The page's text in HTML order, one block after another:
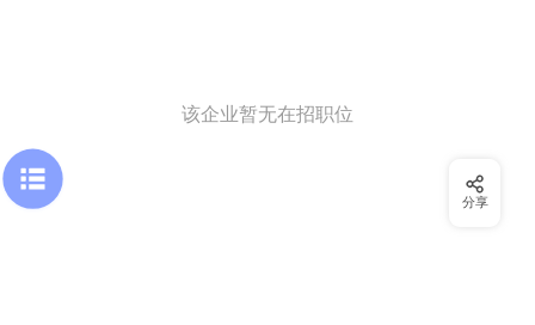
该企业暂无在招职位
分享